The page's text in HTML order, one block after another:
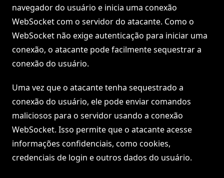
navegador do usuário e inicia uma conexão
WebSocket com o servidor do atacante. Como o
WebSocket não exige autenticação para iniciar uma
conexão, o atacante pode facilmente sequestrar a
conexão do usuário.
Uma vez que o atacante tenha sequestrado a
conexão do usuário, ele pode enviar comandos
maliciosos para o servidor usando a conexão
WebSocket. Isso permite que o atacante acesse
informações confidenciais, como cookies,
credenciais de login e outros dados do usuário.